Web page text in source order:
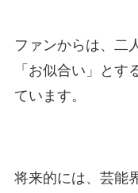
ファンからは、二
「お似合い」と
ています。
将来的には、芸能